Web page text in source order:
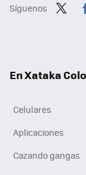
Síguenos
En Xataka
Celulares
Aplicaciones
Cazando gangas